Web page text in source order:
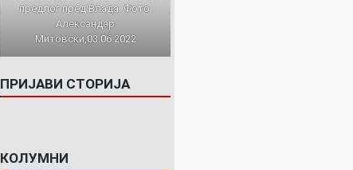
предлог пред Влада. Фото:
Александар
Митовски,03.06.2022
ПРИЈАВИ СТОРИЈА
КОЛУМНИ